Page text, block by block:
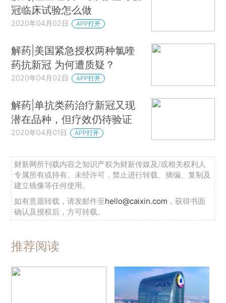
冠临床试验怎么做
2020年04月02日 APP打开
解药|美国紧急授权两种氯喹
药抗新冠 为何遭质疑？
2020年04月02日 APP打开
解药|单抗类药治疗新冠又现
潜在品种，但疗效仍待验证
2020年04月01日 APP打开
财新网所刊载内容之知识产权为财新传媒及/或相关权利人
专属所有或持有。未经许可，禁止进行转载、摘编、复制及
建立镜像等任何使用。
如有意愿转载，请发邮件至hello@caixin.com ，获得书面
确认及授权后，方可转载。
推荐阅读